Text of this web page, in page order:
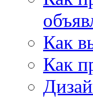
Как
Как